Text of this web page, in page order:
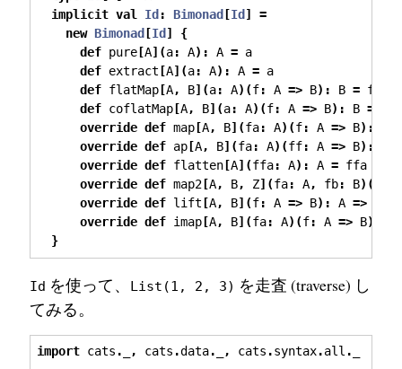
implicit val Id : Bimonad [Id ]
=
new Bimonad [Id ]
{
def pure[A](a: A): A = a
def extract [A](a: A): A = a
def flatMap[A, B](a: A)(f: A => B): B = f
def coflatMap[A, B](a: A)(f: A => B): B =
override def map[A, B](fa: A)(f: A => B):
override def ap[A, B](fa: A)(ff: A => B):
override def flatten[A](ffa: A): A = ffa
override def map2[A, B, Z](fa: A, fb: B)(
override def lift [A, B](f: A => B): A => B
override def imap[A, B](fa: A)(f: A => B)(
}
Id を使って、 List(1, 2, 3) を走査 (traverse) し
てみる。
import cats . , cats .data. , cats .syntax.all .